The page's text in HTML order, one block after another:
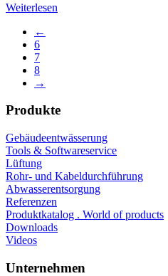
Weiterlesen
←
6
7
8
→
Produkte
Gebäudeentwässerung
Tools & Softwareservice
Lüftung
Rohr- und Kabeldurchführung
Abwasserentsorgung
Referenzen
Produktkatalog . World of products
Downloads
Videos
Unternehmen